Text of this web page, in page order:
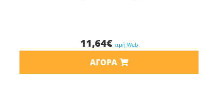
11,64€ τιμή Web
ΑΓΟΡΆ